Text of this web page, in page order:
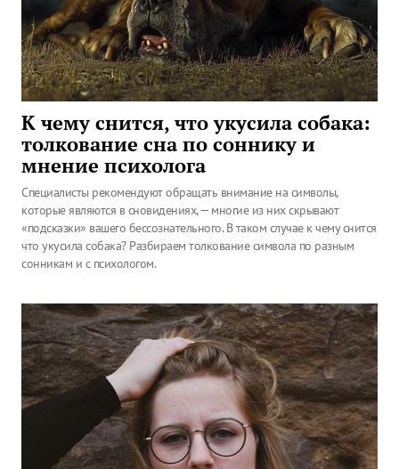
К чему снится, что укусила собака:
толкование сна по соннику и
мнение психолога
Специалисты рекомендуют обращать внимание на символы,
которые являются в сновидениях, — многие из них скрывают
«подсказки» вашего бессознательного. В таком случае к чему снится,
что укусила собака? Разбираем толкование символа по разным
сонникам и с психологом.